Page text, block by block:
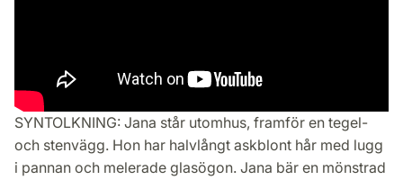
SYNTOLKNING: Jana står utomhus, framför en tegel-
och stenvägg. Hon har halvlångt askblont hår med lugg
i pannan och melerade glasögon. Jana bär en mönstrad